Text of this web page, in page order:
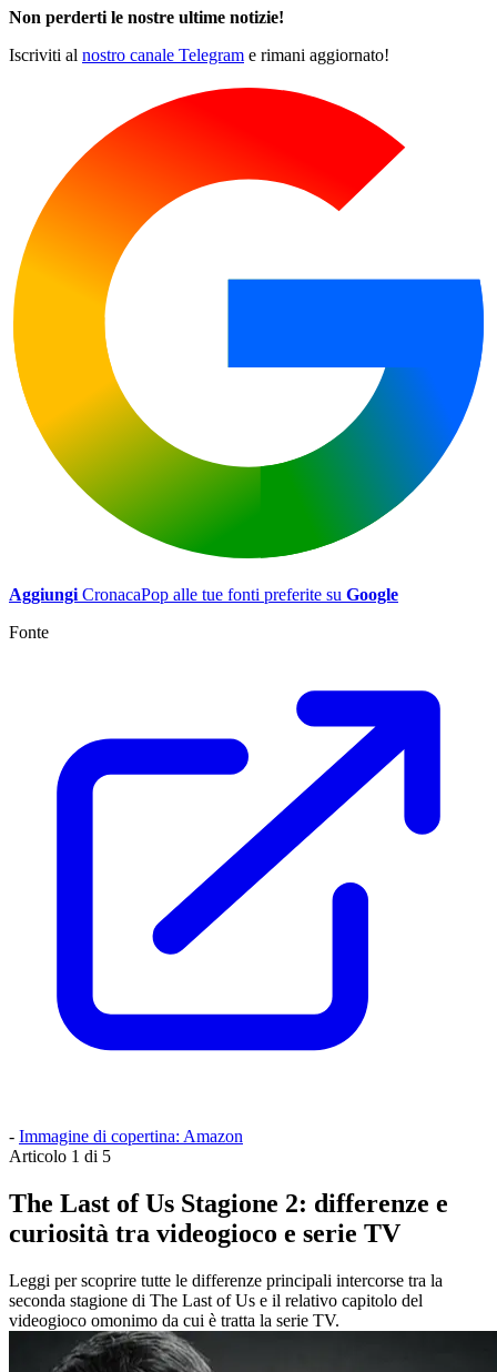
Non perderti le nostre ultime notizie!
Iscriviti al nostro canale Telegram e rimani aggiornato!
Aggiungi CronacaPop alle tue fonti preferite su Google
Fonte
- Immagine di copertina: Amazon
Articolo 1 di 5
The Last of Us Stagione 2: differenze e
curiosità tra videogioco e serie TV
Leggi per scoprire tutte le differenze principali intercorse tra la
seconda stagione di The Last of Us e il relativo capitolo del
videogioco omonimo da cui è tratta la serie TV.